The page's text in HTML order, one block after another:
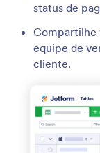
status de
Compartilhe
equipe de
cliente.